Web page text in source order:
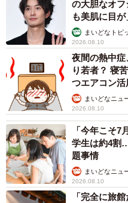
の大胆なオ
も美肌に目
っこいい」
まいどなトピ
2026.08.10
夜間の熱中
り若者？ 寝
つエアコン
まいどなニュ
2026.08.10
「今年こそ7
学生は約4割
題事情
まいどなニュ
2026.08.10
「完全に旅